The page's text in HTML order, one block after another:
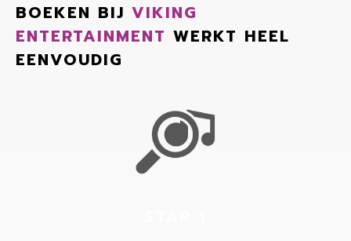
BOEKEN BIJ VIKING
ENTERTAINMENT WERKT HEEL
EENVOUDIG